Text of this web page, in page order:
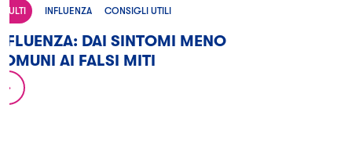
INFLUENZA CONSIGLI UTILI
DAI SINTOMI MENO
AI FALSI MITI